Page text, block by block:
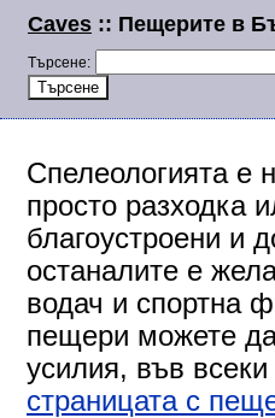
Caves :: Пещерите в
Търсене:
Спелеологията е
просто разходка
благоустроени и
останалите е
водач и спортна
пещери можете
усилия, във
страницата с